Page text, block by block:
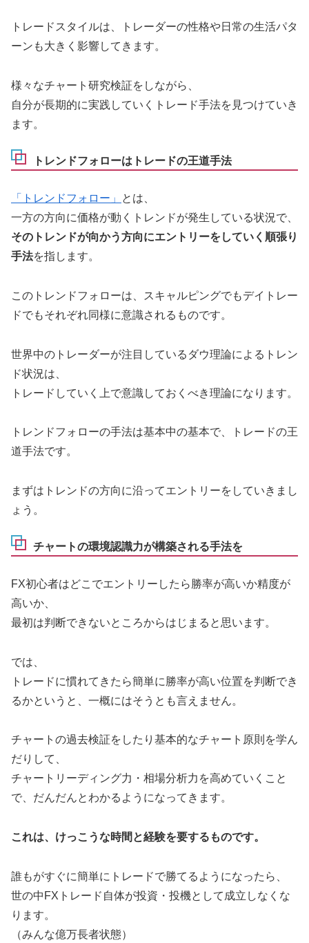
トレードスタイルは、トレーダーの性格や日常の生活パタ
ーンも大きく影響してきます。
様々なチャート研究検証をしながら、
自分が長期的に実践していくトレード手法を見つけていき
ます。
トレンドフォローはトレードの王道手法
「トレンドフォロー」
とは、
一方の方向に価格が動くトレンドが発生している状況で、
そのトレンドが向かう方向にエントリーをしていく順張り
手法を指します。
このトレンドフォローは、スキャルピングでもデイトレー
ドでもそれぞれ同様に意識されるものです。
世界中のトレーダーが注目しているダウ理論によるトレン
ド状況は、
トレードしていく上で意識しておくべき理論になります。
トレンドフォローの手法は基本中の基本で、トレードの王
道手法です。
まずはトレンドの方向に沿ってエントリーをしていきまし
ょう。
チャートの環境認識力が構築される手法を
FX初心者はどこでエントリーしたら勝率が高いか精度が
高いか、
最初は判断できないところからはじまると思います。
では、
トレードに慣れてきたら簡単に勝率が高い位置を判断でき
るかというと、一概にはそうとも言えません。
チャートの過去検証をしたり基本的なチャート原則を学ん
だりして、
チャートリーディング力・相場分析力を高めていくこと
で、だんだんとわかるようになってきます。
これは、けっこうな時間と経験を要するものです。
誰もがすぐに簡単にトレードで勝てるようになったら、
世の中FXトレード自体が投資・投機として成立しなくな
ります。
（みんな億万長者状態）